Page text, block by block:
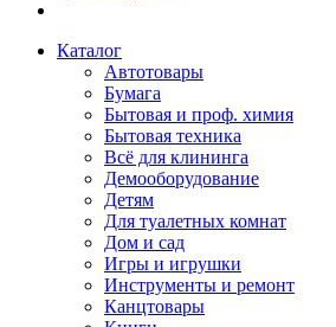
Каталог
Автотовары
Бумага
Бытовая и проф. химия
Бытовая техника
Всё для клининга
Демооборудование
Детям
Для туалетных комнат
Дом и сад
Игры и игрушки
Инструменты и ремонт
Канцтовары